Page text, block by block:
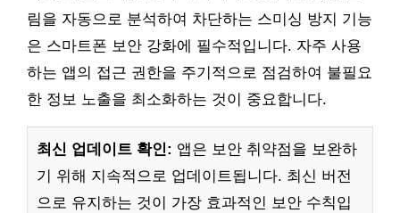
림을 자동으로 분석하여 차단하는 스미싱 방지 기능
은 스마트폰 보안 강화에 필수적입니다. 자주 사용
하는 앱의 접근 권한을 주기적으로 점검하여 불필요
한 정보 노출을 최소화하는 것이 중요합니다.
최신 업데이트 확인: 앱은 보안 취약점을 보완하
기 위해 지속적으로 업데이트됩니다. 최신 버전
으로 유지하는 것이 가장 효과적인 보안 수칙입